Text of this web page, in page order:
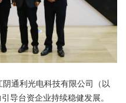
通利光电科技有限公司（以
导台资企业持续稳健发展。